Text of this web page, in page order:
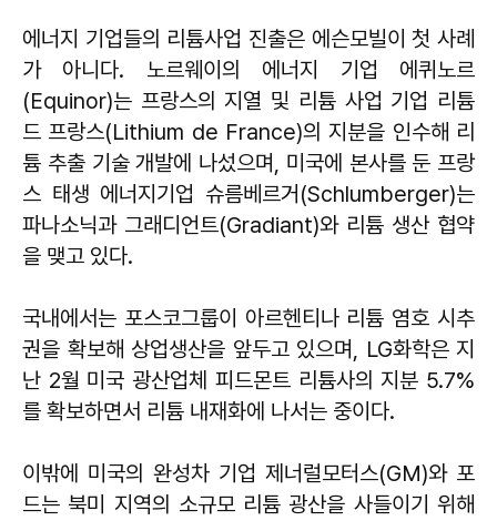
에너지 기업들의 리튬사업 진출은 에슨모빌이 첫 사례
가 아니다. 노르웨이의 에너지 기업 에퀴노르
(Equinor)는 프랑스의 지열 및 리튬 사업 기업 리튬
드 프랑스(Lithium de France)의 지분을 인수해 리
튬 추출 기술 개발에 나섰으며, 미국에 본사를 둔 프랑
스 태생 에너지기업 슈름베르거(Schlumberger)는
파나소닉과 그래디언트(Gradiant)와 리튬 생산 협약
을 맺고 있다.
국내에서는 포스코그룹이 아르헨티나 리튬 염호 시추
권을 확보해 상업생산을 앞두고 있으며, LG화학은 지
난 2월 미국 광산업체 피드몬트 리튬사의 지분 5.7%
를 확보하면서 리튬 내재화에 나서는 중이다.
이밖에 미국의 완성차 기업 제너럴모터스(GM)와 포
드는 북미 지역의 소규모 리튬 광산을 사들이기 위해